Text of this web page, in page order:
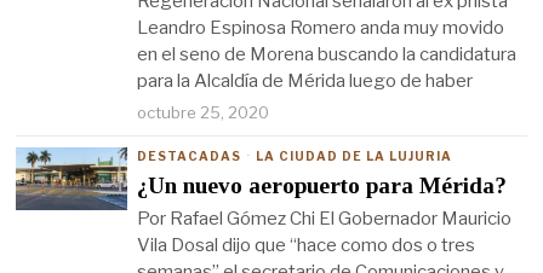
Leandro Espinosa Romero anda muy movido
en el seno de Morena buscando la candidatura
para la Alcaldía de Mérida luego de haber
octubre 25, 2020
DESTACADAS · LA CIUDAD DE LA LUJURIA
¿Un nuevo aeropuerto para Mérida?
Por Rafael Gómez Chi El Gobernador Mauricio
Vila Dosal dijo que “hace como dos o tres